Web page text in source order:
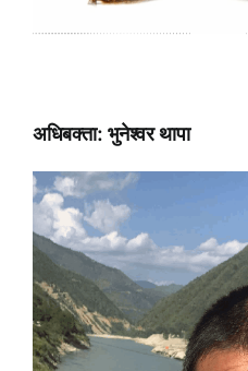
अधिबक्ता: भुनेश्वर थापा